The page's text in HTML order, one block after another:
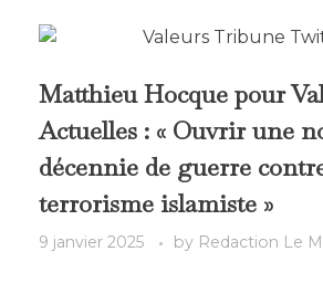
Matthieu Hocque pour
Actuelles : « Ouvrir une
décennie de guerre
terrorisme islamiste »
9 janvier 2025 by Redaction Le